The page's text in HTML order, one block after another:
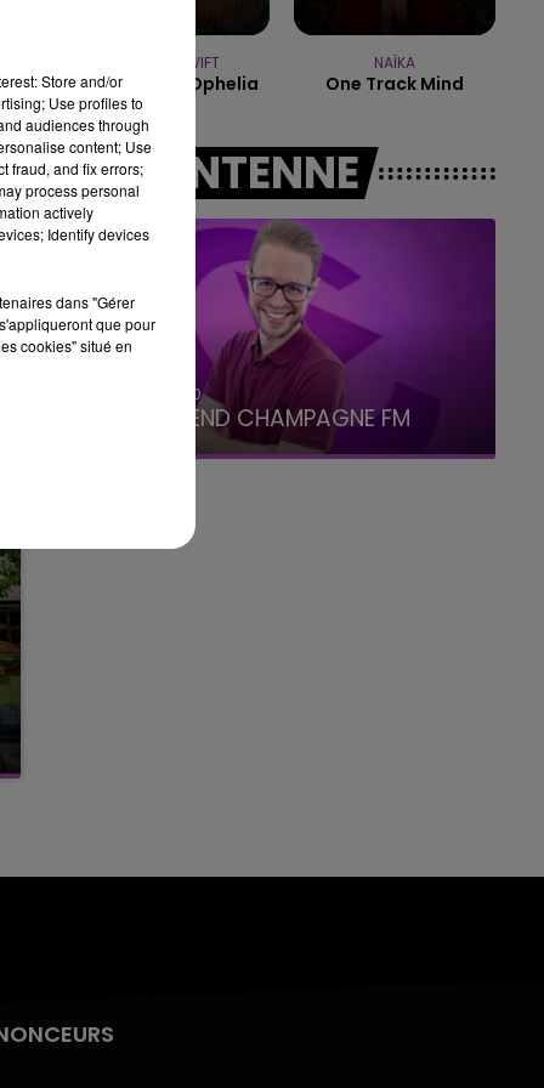
7h00 - 12h00
LE WEEK-END CHAMPAGNE FM
TAYLOR SWIFT
The Fate Of Ophelia
NAÏKA
One Track Mind
A L'ANTENNE
16h00 - 20h00
LE WEEK-END CHAMPAGNE FM
Store and/or
Use profiles to
audiences through
content; Use
fraud, and fix errors;
process personal
actively
Identify devices
dans "Gérer
que pour
cookies" situé en